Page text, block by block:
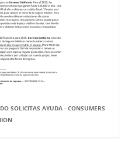
SOLICITAS AYUDA - CONSUMERS